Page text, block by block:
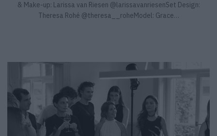
& Make-up: Larissa van Riesen @larissavanriesenSet Design:
Theresa Rohé @theresa__roheModel: Grace…